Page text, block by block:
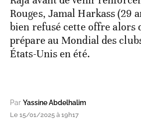
Rouges, Jamal Harkass (29
bien refusé cette offre alors
prépare au Mondial des
États-Unis en été.
Par Yassine Abdelhalim
Le 15/01/2025 à 19h17